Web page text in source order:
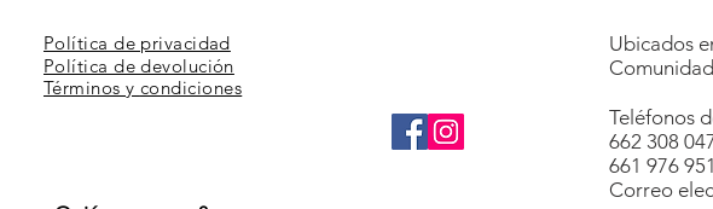
Política de privacidad
Política de devolución
Términos y condiciones
Ubicados
Teléfonos
662 308
661 976 951
Correo